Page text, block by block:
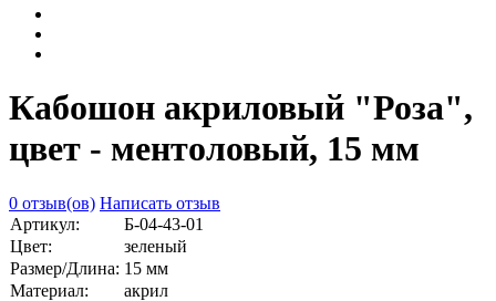
Кабошон акриловый "Роза",
цвет - ментоловый, 15 мм
0 отзыв(ов) Написать отзыв
Артикул:
Б-04-43-01
Цвет:
зеленый
Размер/Длина: 15 мм
Материал:
акрил